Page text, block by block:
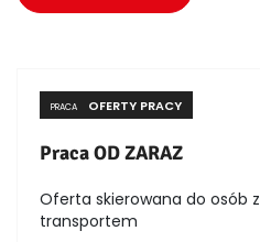
PRACA OFERTY PRACY
Praca OD ZARAZ
Oferta skierowana do osób
transportem